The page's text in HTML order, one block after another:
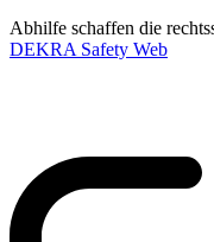
Abhilfe schaffen die
DEKRA Safety Web